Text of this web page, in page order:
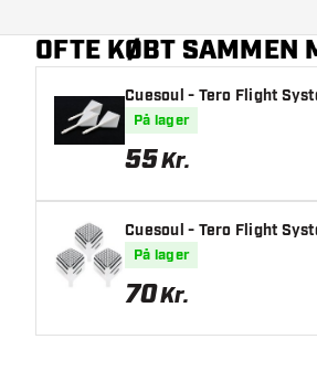
Hovedfarve
Længde på skaft
OFTE KØBT SAMMEN
Cuesoul - Tero Flight
På lager
55Kr.
Cuesoul - Tero Flight
På lager
70Kr.